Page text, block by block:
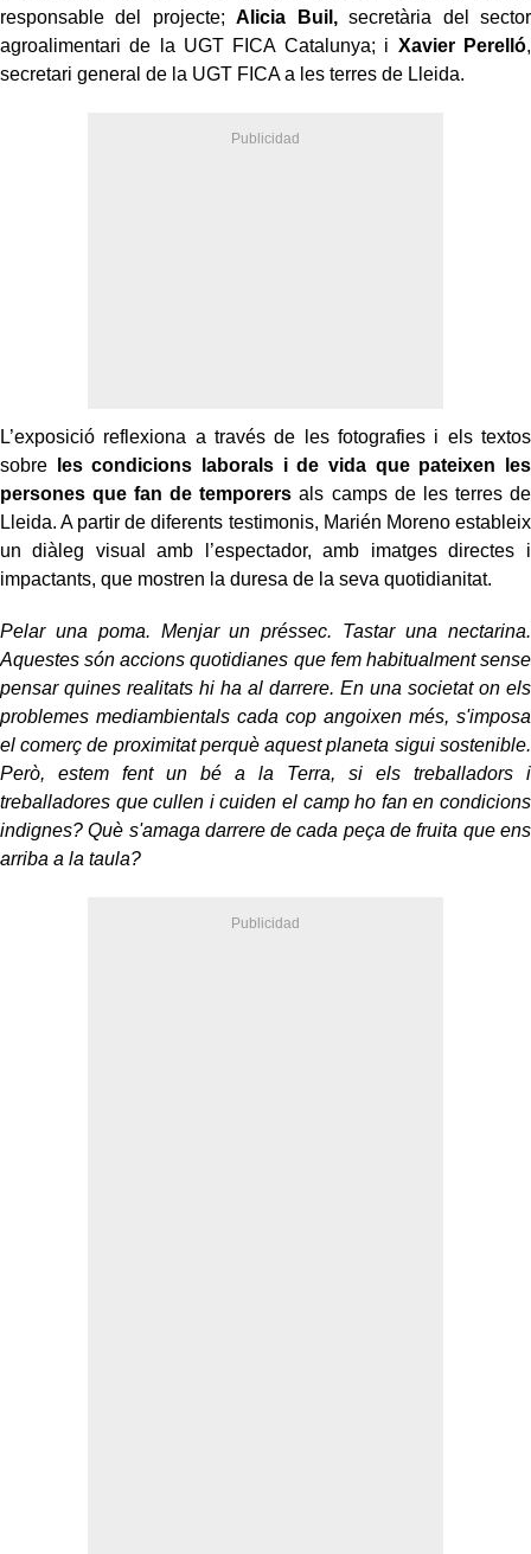
responsable del projecte;Alicia Buil,secretària del sector
agroalimentari de la UGT FICA Catalunya; i Xavier Perelló,
secretari general de la UGT FICA a les terres de Lleida.
L’exposició reflexiona a través de les fotografies i els textos
sobre les condicions laborals i de vida que pateixen les
persones que fan de temporers als camps de les terres de
Lleida. A partir de diferents testimonis, Marién Moreno estableix
un diàleg visual amb l’espectador, amb imatges directes i
impactants, que mostren la duresa de la seva quotidianitat.
Pelar una poma. Menjar un préssec. Tastar una nectarina.
Aquestes són accions quotidianes que fem habitualment sense
pensar quines realitats hi ha al darrere. En una societat on els
problemes mediambientals cada cop angoixen més, s'imposa
el comerç de proximitat perquè aquest planeta sigui sostenible.
Però, estem fent un bé a la Terra, si els treballadors i
treballadores que cullen i cuiden el camp ho fan en condicions
indignes? Què s'amaga darrere de cada peça de fruita que ens
arriba a la taula?